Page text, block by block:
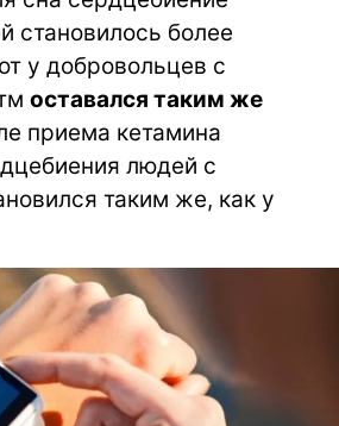
становилось более
у добровольцев с
оставался таким же
приема кетамина
людей с
таким же, как у